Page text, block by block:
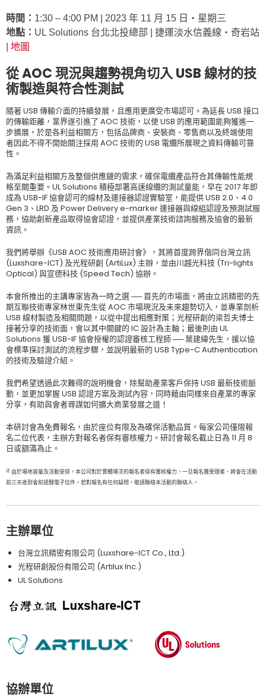
時間： 1:30 – 4:00 PM | 2023 年 11 月 15 日‧星期三
地點： UL Solutions 台北北投總部 | 捷運淡水信義線‧奇岩站
地圖
從 AOC 現況與趨勢視角切入 USB 線材的技
術製造與符合性測試
隨著 USB 傳輸介面的持續發展，且應用更廣受市場認可。為延長 USB 接口
的傳輸距離，業界遂引進了 AOC 技術，以使 USB 的應用範圍能夠獲進一
步擴展，於是各利益相關方，包括品牌商、安裝商、零售商以及終端使用
者因此不得不開始關注採用 AOC 技術的 USB 電纜所展現之資料傳輸可靠
性。
為滿足利益相關方及整個供應鏈的需求，確保電纜產品符合其傳輸性能規
格至關重要。UL Solutions 積極部署高速線纜的測試量能，早在 2017 年即
成為 USB-IF 協會認可的線材及連接器認證實驗室，能提供 USB 2.0、4.0
Gen 3、LRD 及 Power Delivery e-marker 連接器與線組認證及預測試服
務，協助創新產品取得協會認證，並提供產業技術諮詢服務及協會的最新
資訊。
我們將舉辦《USB AOC 技術應用研討會》，其將首度跨界偕同台灣立訊
(Luxshare-ICT) 及光程研創 (ArtiLux) 主辦，並由川越光科技 (Tri-lights
Optical) 與宣德科技 (Speed Tech) 協辦。
本會所推出的主講專家皆為一時之選 ── 首先的市場面，將由立訊精密的先
期互聯技術專家林世東先生從 AOC 市場現況及未來趨勢切入，並專業剖析
USB 線材製造及相關問題，以從中提出相應對策；光程研創的梁哲夫博士
接著分享的技術面，會以其中關鍵的 IC 設計為主軸；最後則由 UL
Solutions 獲 USB-IF 協會授權的認證審核工程師 ── 葉建緯先生，援以協
會標準探討測試的流程步驟，並說明最新的 USB Type-C Authentication
的技術及驗證介紹。
我們希望透過此次難得的說明機會，除幫助產業客戶保持 USB 最新技術脈
動，並更加掌握 USB 認證方案及測試內容，同時藉由同樣來自產業的專家
分享，有助與會者尋謀如何擴大商業發展之道！
本研討會為免費報名，由於座位有限及為確保活動品質，每家公司僅限報
名二位代表，主辦方對報名者保有審核權力。研討會報名截止日為 11 月 8
日或額滿為止。
註 由於場地容量及活動安排，本公司對於實體場次的報名者保有審核權力，一旦報名獲受理者，將會在活動
前三天收到會前提醒電子信件。若對報名有任何疑問，敬請聯絡本活動的聯絡人。
主辦單位
台灣立訊精密有限公司 (Luxshare-ICT Co., Ltd.)
光程研創股份有限公司 (Artilux Inc.)
UL Solutions
協辦單位